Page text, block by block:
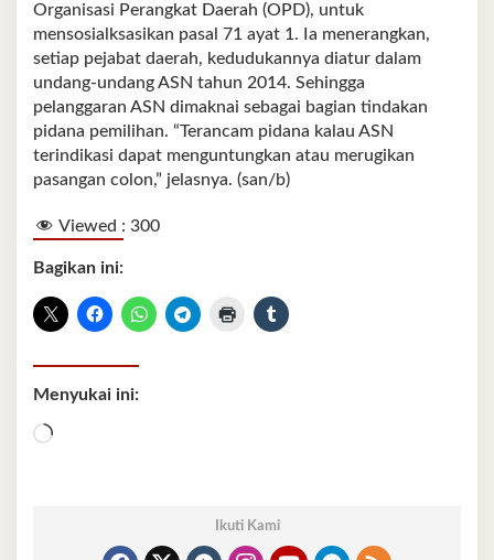
Organisasi Perangkat Daerah (OPD), untuk
mensosialksasikan pasal 71 ayat 1. Ia menerangkan,
setiap pejabat daerah, kedudukannya diatur dalam
undang-undang ASN tahun 2014. Sehingga
pelanggaran ASN dimaknai sebagai bagian tindakan
pidana pemilihan. “Terancam pidana kalau ASN
terindikasi dapat menguntungkan atau merugikan
pasangan colon,” jelasnya. (san/b)
Viewed : 300
Bagikan ini:
Menyukai ini:
Memuat...
Ikuti Kami